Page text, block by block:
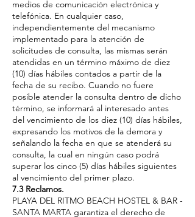
medios de comunicación electrónica y
telefónica. En cualquier caso,
independientemente del mecanismo
implementado para la atención de
solicitudes de consulta, las mismas serán
atendidas en un término máximo de diez
(10) días hábiles contados a partir de la
fecha de su recibo. Cuando no fuere
posible atender la consulta dentro de dicho
término, se informará al interesado antes
del vencimiento de los diez (10) días hábiles,
expresando los motivos de la demora y
señalando la fecha en que se atenderá su
consulta, la cual en ningún caso podrá
superar los cinco (5) días hábiles siguientes
al vencimiento del primer plazo.
7.3 Reclamos.
PLAYA DEL RITMO BEACH HOSTEL & BAR -
SANTA MARTA garantiza el derecho de